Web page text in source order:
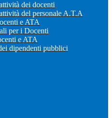
dei docenti
del personale A.T.A
e ATA
per i Docenti
e ATA
dipendenti pubblici